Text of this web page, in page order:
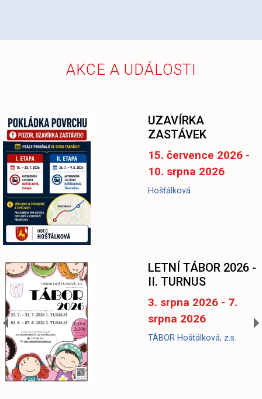
AKCE A UDÁLOSTI
UZAVÍRKA
ZASTÁVEK
15. července 2026 -
10. srpna 2026
Hošťálková
LETNÍ TÁBOR 2026 -
II. TURNUS
3. srpna 2026 - 7.
srpna 2026
TÁBOR Hošťálková, z.s.